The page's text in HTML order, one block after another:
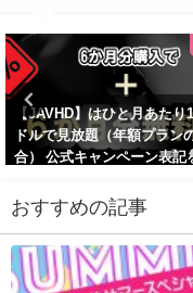
【JAVHD】はひと月あたり
ドルで見放題（年額プラン
合） 公式キャンペーン表記
月 最新版】
おすすめの記事